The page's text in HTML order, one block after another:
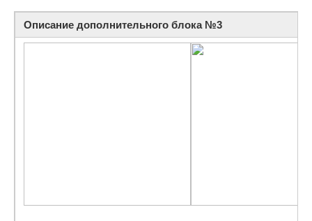
Описание дополнительного блока №3